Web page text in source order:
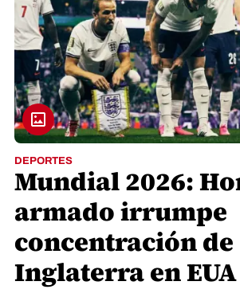
DEPORTES
Mundial 2026:
armado irrumpe
concentración de
Inglaterra en EUA